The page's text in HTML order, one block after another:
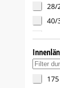
28/
40/
90/
Suche
175